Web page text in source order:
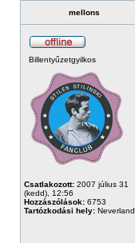
mellons
Billentyűzetgyilkos
Csatlakozott: 2007 július 31
(kedd), 12:56
Hozzászólások: 6753
Tartózkodási hely: Neverland